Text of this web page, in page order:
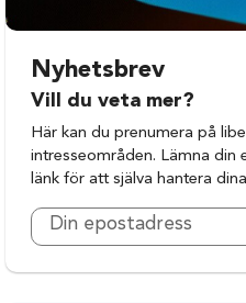
Nyhetsbrev
Vill du veta mer?
Här kan du prenumera på
intresseområden. Lämna din
länk för att själva hantera